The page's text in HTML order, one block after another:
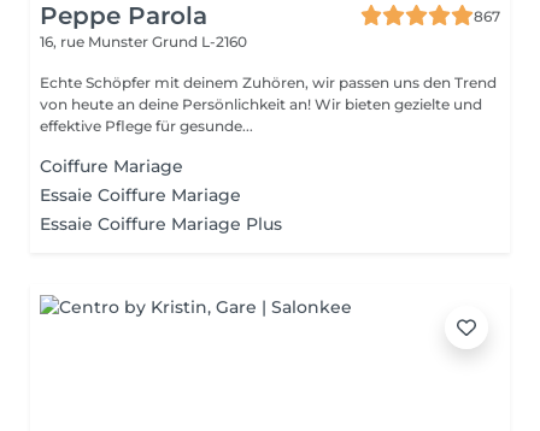
Peppe Parola
867
16, rue Munster Grund L-2160
Echte Schöpfer mit deinem Zuhören, wir passen uns den Trend
von heute an deine Persönlichkeit an! Wir bieten gezielte und
effektive Pflege für gesunde...
Coiffure Mariage
Essaie Coiffure Mariage
Essaie Coiffure Mariage Plus